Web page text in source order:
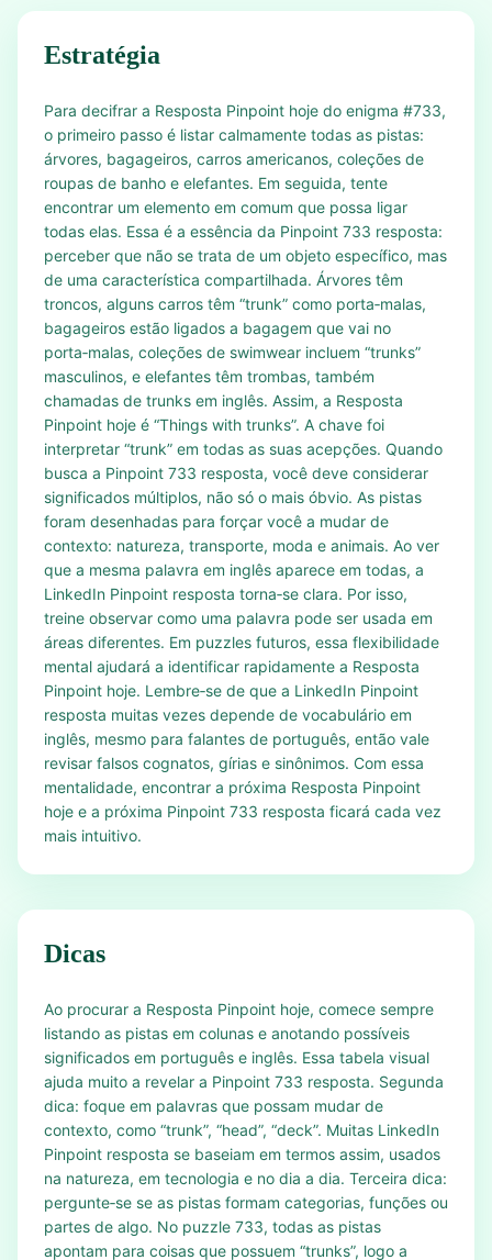
Estratégia
Para decifrar a Resposta Pinpoint hoje do enigma #733,
o primeiro passo é listar calmamente todas as pistas:
árvores, bagageiros, carros americanos, coleções de
roupas de banho e elefantes. Em seguida, tente
encontrar um elemento em comum que possa ligar
todas elas. Essa é a essência da Pinpoint 733 resposta:
perceber que não se trata de um objeto específico, mas
de uma característica compartilhada. Árvores têm
troncos, alguns carros têm “trunk” como porta‑malas,
bagageiros estão ligados a bagagem que vai no
porta‑malas, coleções de swimwear incluem “trunks”
masculinos, e elefantes têm trombas, também
chamadas de trunks em inglês. Assim, a Resposta
Pinpoint hoje é “Things with trunks”. A chave foi
interpretar “trunk” em todas as suas acepções. Quando
busca a Pinpoint 733 resposta, você deve considerar
significados múltiplos, não só o mais óbvio. As pistas
foram desenhadas para forçar você a mudar de
contexto: natureza, transporte, moda e animais. Ao ver
que a mesma palavra em inglês aparece em todas, a
LinkedIn Pinpoint resposta torna‑se clara. Por isso,
treine observar como uma palavra pode ser usada em
áreas diferentes. Em puzzles futuros, essa flexibilidade
mental ajudará a identificar rapidamente a Resposta
Pinpoint hoje. Lembre‑se de que a LinkedIn Pinpoint
resposta muitas vezes depende de vocabulário em
inglês, mesmo para falantes de português, então vale
revisar falsos cognatos, gírias e sinônimos. Com essa
mentalidade, encontrar a próxima Resposta Pinpoint
hoje e a próxima Pinpoint 733 resposta ficará cada vez
mais intuitivo.
Dicas
Ao procurar a Resposta Pinpoint hoje, comece sempre
listando as pistas em colunas e anotando possíveis
significados em português e inglês. Essa tabela visual
ajuda muito a revelar a Pinpoint 733 resposta. Segunda
dica: foque em palavras que possam mudar de
contexto, como “trunk”, “head”, “deck”. Muitas LinkedIn
Pinpoint resposta se baseiam em termos assim, usados
na natureza, em tecnologia e no dia a dia. Terceira dica:
pergunte‑se se as pistas formam categorias, funções ou
partes de algo. No puzzle 733, todas as pistas
apontam para coisas que possuem “trunks”, logo a